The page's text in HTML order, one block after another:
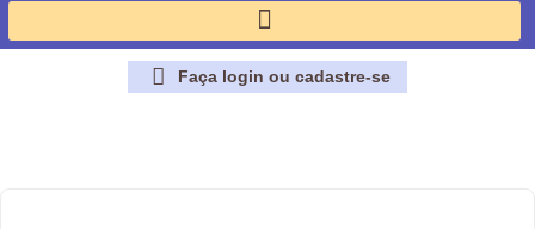
Faça login ou cadastre-se